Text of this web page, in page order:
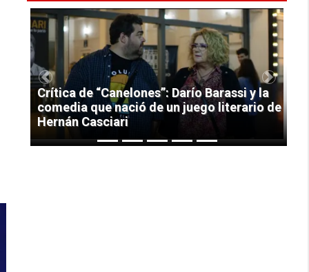
1
Crítica de “Canelones”: Darío Barassi y la
comedia que nació de un juego literario de
Hernán Casciari
Previous Next